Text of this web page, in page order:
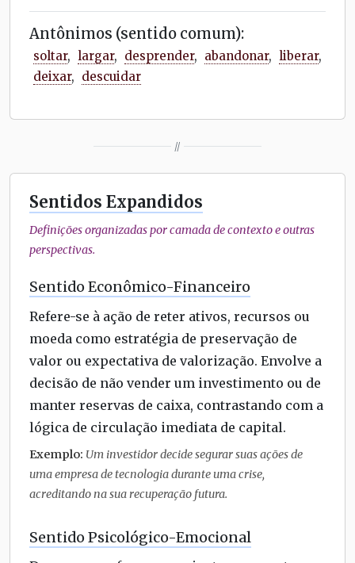
Antônimos (sentido comum):
soltar, largar, desprender, abandonar, liberar,
deixar, descuidar
//
Sentidos Expandidos
Definições organizadas por camada de contexto e outras
perspectivas.
Sentido Econômico-Financeiro
Refere-se à ação de reter ativos, recursos ou
moeda como estratégia de preservação de
valor ou expectativa de valorização. Envolve a
decisão de não vender um investimento ou de
manter reservas de caixa, contrastando com a
lógica de circulação imediata de capital.
Exemplo: Um investidor decide segurar suas ações de
uma empresa de tecnologia durante uma crise,
acreditando na sua recuperação futura.
Sentido Psicológico-Emocional